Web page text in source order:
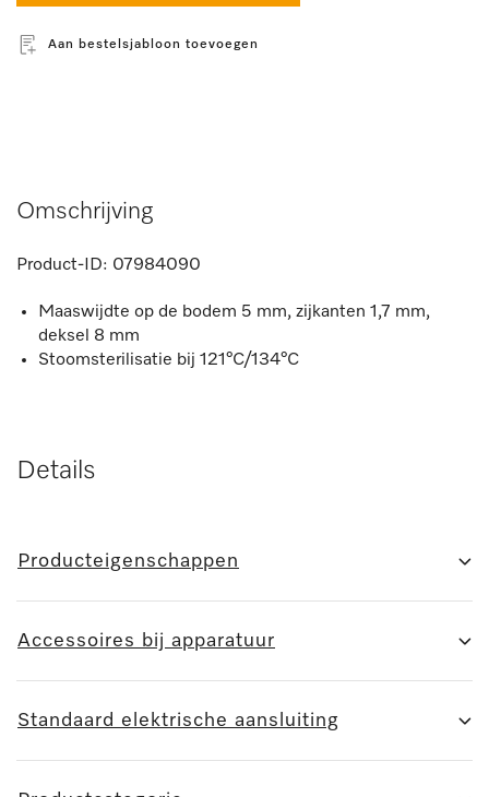
Aan bestelsjabloon toevoegen
Omschrijving
Product-ID: 07984090
Maaswijdte op de bodem 5 mm, zijkanten 1,7 mm,
deksel 8 mm
Stoomsterilisatie bij 121°C/134°C
Details
Producteigenschappen
Accessoires bij apparatuur
Standaard elektrische aansluiting